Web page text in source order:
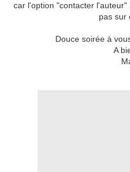
car l'option "contacter
pas sur
Douce soirée à
A